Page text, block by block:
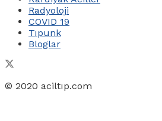
Radyoloji
COVID 19
Tıpunk
Bloglar
© 2020 aciltıp.com